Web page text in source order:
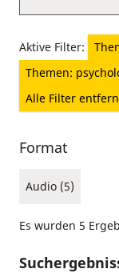
Aktive Filter:
Themen:
Alle Filter
Format
Audio (5)
Es wurden 5